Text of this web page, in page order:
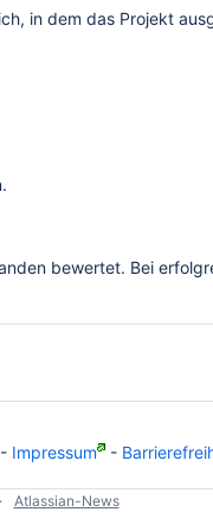
in dem das Projekt
bewertet. Bei
Impressum -
Atlassian-News